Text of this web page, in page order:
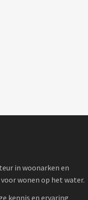
in woonarken en
wonen op het water.
kennis en ervaring